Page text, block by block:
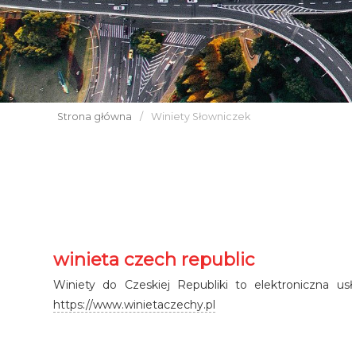
Strona główna / Winiety Słowniczek
winieta czech republic
Winiety do Czeskiej Republiki to elektroniczna
https://www.winietaczechy.pl